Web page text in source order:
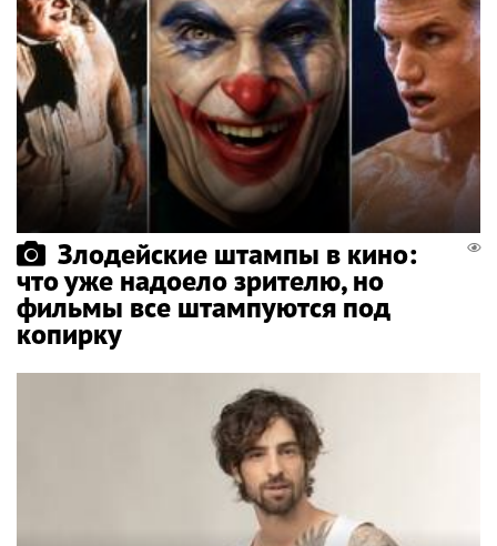
Злодейские штампы в кино:
что уже надоело зрителю, но
фильмы все штампуются под
копирку